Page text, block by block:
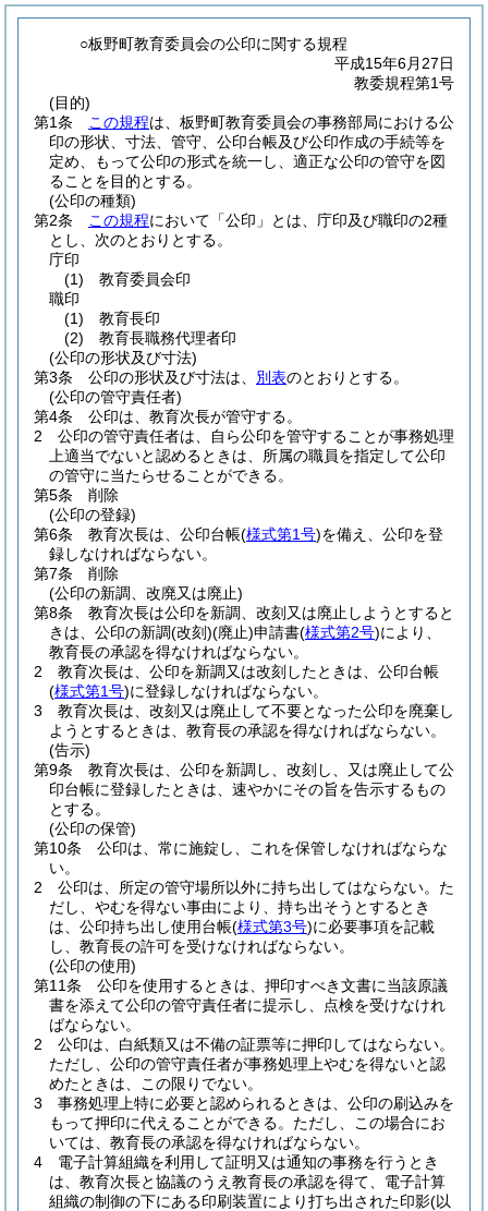
○板野町教育委員会の公印に関する規程
平成15年6月27日
教委規程第1号
(目的)
第1条
この規程は、板野町教育委員会の事務部局における公
印の形状、寸法、管守、公印台帳及び公印作成の手続等を
定め、もって公印の形式を統一し、適正な公印の管守を図
ることを目的とする。
(公印の種類)
第2条
この規程において「公印」とは、庁印及び職印の2種
とし、次のとおりとする。
庁印
(1) 教育委員会印
職印
(1) 教育長印
(2) 教育長職務代理者印
(公印の形状及び寸法)
第3条
公印の形状及び寸法は、 別表のとおりとする。
(公印の管守責任者)
第4条
公印は、教育次長が管守する。
2
公印の管守責任者は、自ら公印を管守することが事務処理
上適当でないと認めるときは、所属の職員を指定して公印
の管守に当たらせることができる。
第5条
削除
(公印の登録)
第6条
教育次長は、公印台帳(様式第1号)を備え、公印を登
録しなければならない。
第7条
削除
(公印の新調、改廃又は廃止)
第8条
教育次長は公印を新調、改刻又は廃止しようとすると
きは、公印の新調(改刻)(廃止)申請書(様式第2号)により、
教育長の承認を得なければならない。
2
教育次長は、公印を新調又は改刻したときは、公印台帳
(様式第1号)に登録しなければならない。
3
教育次長は、改刻又は廃止して不要となった公印を廃棄し
ようとするときは、教育長の承認を得なければならない。
(告示)
第9条
教育次長は、公印を新調し、改刻し、又は廃止して公
印台帳に登録したときは、速やかにその旨を告示するもの
とする。
(公印の保管)
第10条
公印は、常に施錠し、これを保管しなければならな
い。
2
公印は、所定の管守場所以外に持ち出してはならない。 た
だし、やむを得ない事由により、持ち出そうとするとき
は、公印持ち出し使用台帳(様式第3号)に必要事項を記載
し、教育長の許可を受けなければならない。
(公印の使用)
第11条
公印を使用するときは、押印すべき文書に当該原議
書を添えて公印の管守責任者に提示し、点検を受けなけれ
ばならない。
2
公印は、白紙類又は不備の証票等に押印してはならない。
ただし、公印の管守責任者が事務処理上やむを得ないと認
めたときは、この限りでない。
3
事務処理上特に必要と認められるときは、公印の刷込みを
もって押印に代えることができる。 ただし、この場合にお
いては、教育長の承認を得なければならない。
4
電子計算組織を利用して証明又は通知の事務を行うとき
は、教育次長と協議のうえ教育長の承認を得て、電子計算
組織の制御の下にある印刷装置により打ち出された印影(以